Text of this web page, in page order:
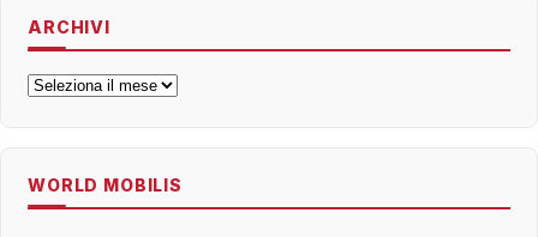
ARCHIVI
Archivi
WORLD MOBILIS